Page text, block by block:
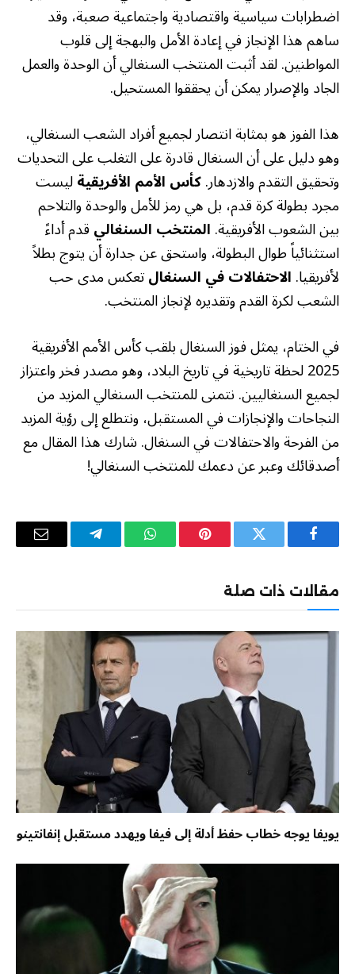
اضطرابات سياسية واقتصادية واجتماعية صعبة، وقد
ساهم هذا الإنجاز في إعادة الأمل والبهجة إلى قلوب
المواطنين. لقد أثبت المنتخب السنغالي أن الوحدة والعمل
الجاد والإصرار يمكن أن يحققوا المستحيل.
هذا الفوز هو بمثابة انتصار لجميع أفراد الشعب السنغالي،
وهو دليل على أن السنغال قادرة على التغلب على التحديات
وتحقيق التقدم والازدهار.كأس الأمم الأفريقيةليست
مجرد بطولة كرة قدم، بل هي رمز للأمل والوحدة والتلاحم
بين الشعوب الأفريقية.المنتخب السنغاليقدم أداءً
استثنائياً طوال البطولة، واستحق عن جدارة أن يتوج بطلاً
لأفريقيا.الاحتفالات في السنغالتعكس مدى حب
الشعب لكرة القدم وتقديره لإنجاز المنتخب.
في الختام، يمثل فوز السنغال بلقب كأس الأمم الأفريقية
2025 لحظة تاريخية في تاريخ البلاد، وهو مصدر فخر واعتزاز
لجميع السنغاليين. نتمنى للمنتخب السنغالي المزيد من
النجاحات والإنجازات في المستقبل، ونتطلع إلى رؤية المزيد
من الفرحة والاحتفالات في السنغال. شارك هذا المقال مع
أصدقائك وعبر عن دعمك للمنتخب السنغالي!
فيسبوك تويتر بينتيريستواتساب تيلقرام
البريد
مقالات ذات صلة
يويفا يوجه خطاب حفظ أدلة إلى فيفا ويهدد مستقبل إنفانتينو